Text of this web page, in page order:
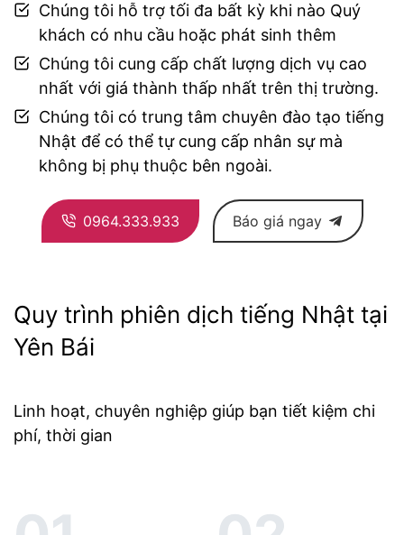
Chúng tôi hỗ trợ tối đa bất kỳ khi nào Quý
khách có nhu cầu hoặc phát sinh thêm
Chúng tôi cung cấp chất lượng dịch vụ cao
nhất với giá thành thấp nhất trên thị trường.
Chúng tôi có trung tâm chuyên đào tạo tiếng
Nhật để có thể tự cung cấp nhân sự mà
không bị phụ thuộc bên ngoài.
0964.333.933 Báo giá ngay
Quy trình phiên dịch tiếng Nhật tại
Yên Bái
Linh hoạt, chuyên nghiệp giúp bạn tiết kiệm chi
phí, thời gian